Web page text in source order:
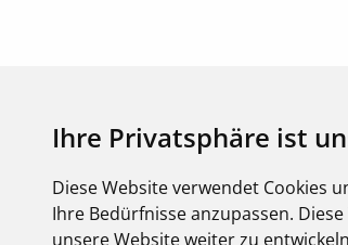
Ihre Privatsphäre ist
Diese Website verwendet Cookies
Ihre Bedürfnisse anzupassen.
unsere Website weiter zu